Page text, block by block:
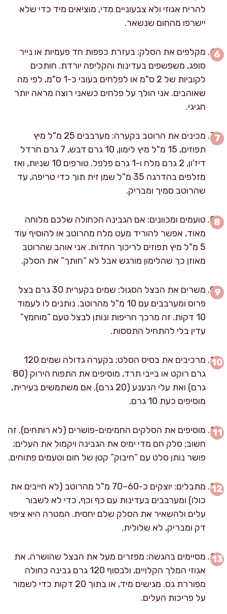
להריח אגוזי ולא צבעוניים מדי, מוציאים מיד כדי שלא
יישרפו מהחום שנשאר.
מקלפים את הסלק: בעזרת כפפות חד פעמיות או נייר
סופג, משפשפים בעדינות והקליפה יורדת. חותכים
לקוביות של 2 ס"מ או לפלחים בעובי כ-1 ס"מ, לפי מה
שאוהבים. אני הולך על פלחים כשאני רוצה מראה יותר
חגיגי.
מכינים את הרוטב בקערה: מערבבים 25 מ"ל מיץ
תפוזים, 15 מ"ל מיץ לימון, 10 גרם דבש, 7 גרם חרדל
דיז'ון, 2 גרם מלח ו-1 גרם פלפל. טורפים 10 שניות, ואז
מזלפים בהדרגה 35 מ"ל שמן זית תוך כדי טריפה, עד
שהרוטב סמיך ומבריק.
טועמים ומכוונים: אם הגבינה הכחולה שלכם מלוחה
מאוד, אפשר להוריד מעט מלח מהרוטב או להוסיף עוד
5 מ"ל מיץ תפוזים לריכוך החדות. אני אוהב שהרוטב
מאוזן כך שהלימון מורגש אבל לא “חותך” את הסלק.
משרים את הבצל הסגול: שמים בקערית 30 גרם בצל
פרוס ומערבבים עם 10 מ"ל מהרוטב. נותנים לו לעמוד
10 דקות. זה מרכך חריפות ונותן לבצל טעם “מוחמץ”
עדין בלי להתחיל התססות.
מרכיבים את בסיס הסלט: בקערה גדולה שמים 120
גרם רוקט או בייבי תרד, מוסיפים את התפוח הירוק (80
גרם) ואת עלי הנענע (20 גרם). אם משתמשים בעירית,
מוסיפים כעת 10 גרם.
מוסיפים את הסלקים החמימים-פושרים (לא רותחים). זה
חשוב: סלק חם מדי ימיס את הגבינה ויקמול את העלים;
פושר נותן סלט עם “חיבוק” קטן של חום וטעמים פתוחים.
מתבלים: יוצקים כ-60–70 מ"ל מהרוטב (לא חייבים את
כולו) ומערבבים בעדינות עם כף וכף, כדי לא לשבור
עלים ולהשאיר את הסלק שלם יחסית. המטרה היא ציפוי
דק ומבריק, לא שלולית.
מסיימים בהגשה: מפזרים מעל את הבצל שהושרה, את
אגוזי המלך הקלויים, ולבסוף 120 גרם גבינה כחולה
מפוררת גס. מגישים מיד, או בתוך 20 דקות כדי לשמור
על פריכות העלים.